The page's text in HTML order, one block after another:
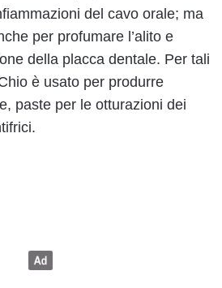
del cavo orale; ma
per profumare l’alito e
della placca dentale. Per tali
è usato per produrre
paste per le otturazioni dei